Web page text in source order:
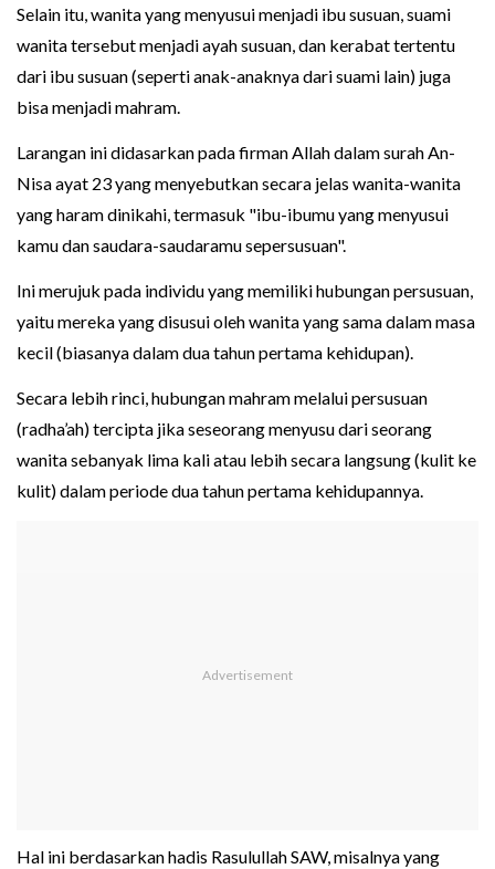
Selain itu, wanita yang menyusui menjadi ibu susuan, suami
wanita tersebut menjadi ayah susuan, dan kerabat tertentu
dari ibu susuan (seperti anak-anaknya dari suami lain) juga
bisa menjadi mahram.
Larangan ini didasarkan pada firman Allah dalam surah An-
Nisa ayat 23 yang menyebutkan secara jelas wanita-wanita
yang haram dinikahi, termasuk "ibu-ibumu yang menyusui
kamu dan saudara-saudaramu sepersusuan".
Ini merujuk pada individu yang memiliki hubungan persusuan,
yaitu mereka yang disusui oleh wanita yang sama dalam masa
kecil (biasanya dalam dua tahun pertama kehidupan).
Secara lebih rinci, hubungan mahram melalui persusuan
(radha’ah) tercipta jika seseorang menyusu dari seorang
wanita sebanyak lima kali atau lebih secara langsung (kulit ke
kulit) dalam periode dua tahun pertama kehidupannya.
Hal ini berdasarkan hadis Rasulullah SAW, misalnya yang